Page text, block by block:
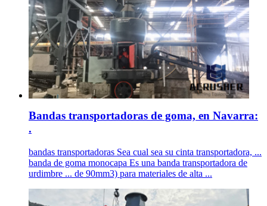
Bandas transportadoras de goma, en Navarra:
.
bandas transportadoras Sea cual sea su cinta transportadora, ...
banda de goma monocapa Es una banda transportadora de
urdimbre ... de 90mm3) para materiales de alta ...